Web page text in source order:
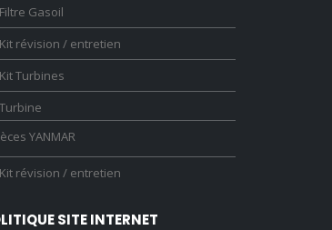
Filtre Gasoil
Kit révision / entretien
Kit Turbines
Turbine
YANMAR
Kit révision / entretien
SITE INTERNET